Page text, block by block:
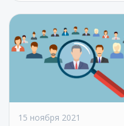
15 ноября 2021